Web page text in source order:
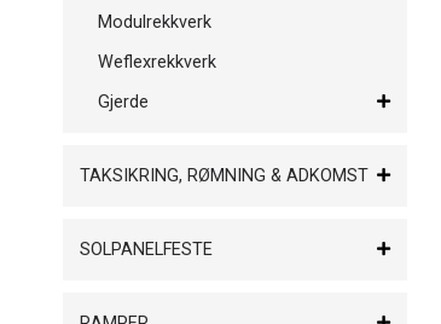
Modulrekkverk
Weflexrekkverk
Gjerde
TAKSIKRING, RØMNING & ADKOMST
SOLPANELFESTE